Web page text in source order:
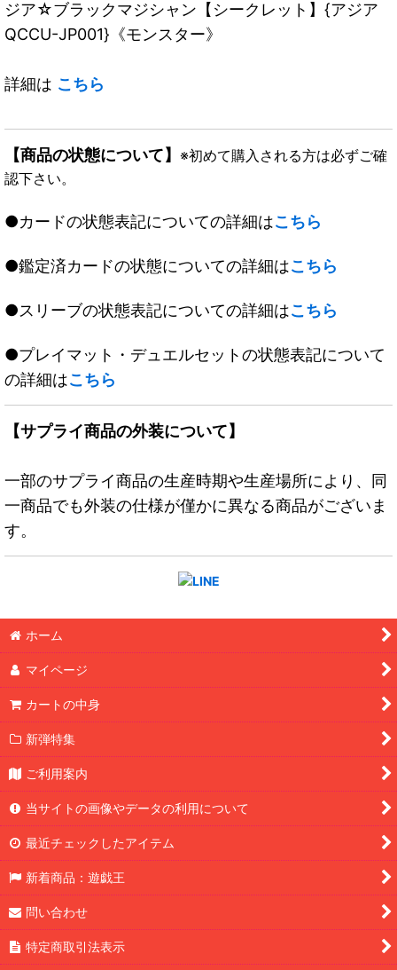
ジア☆ブラックマジシャン【シークレット】{アジア
QCCU-JP001}《モンスター》
詳細は こちら
【商品の状態について】 ※初めて購入される方は必ずご確
認下さい。
●カードの状態表記についての詳細はこちら
●鑑定済カードの状態についての詳細はこちら
●スリーブの状態表記についての詳細はこちら
●プレイマット・デュエルセットの状態表記について
の詳細はこちら
【サプライ商品の外装について】
一部のサプライ商品の生産時期や生産場所により、同
一商品でも外装の仕様が僅かに異なる商品がございま
す。
ホーム
マイページ
カートの中身
新弾特集
ご利用案内
当サイトの画像やデータの利用について
最近チェックしたアイテム
新着商品：遊戯王
問い合わせ
特定商取引法表示